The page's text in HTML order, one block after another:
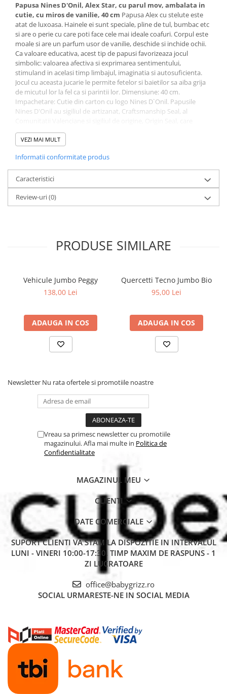
Papusa Nines D'Onil, Alex Star, cu parul mov, ambalata in
cutie, cu miros de vanilie, 40 cm Papusa Alex cu stelute este
atat de luxoasa. Hainele ei sunt speciale, pline de tul, bumbac etc
si are o perie cu care poti face cele mai ideale coafuri. Corpul este
moale si are un parfum usor de vanilie, deschide si inchide ochii.
Ca valoare educativa, acest tip de papusi favorizeaza jocul
simbolic: valoarea afectiva si exprimarea sentimentului,
stimuland in acelasi timp limbajul, imaginatia si autosuficienta.
Jocul cu aceasta jucarie le permite fetelor si baietilor sa aiba grija
de micutul lor la fel ca si parintii lor. Dimensiune: 40 cm.
Impachetare: Cutie din carton cu logo Nines D`Onil. Papusile
Nines D'Onil au sigiliul de artizanat, Craftsmanship Seal, al
acrediteaza traditia, autenticitatea, calitatea si exclusivitatea
papusilor. Din 2020, Nines D'Onil, face parte din Spanish
recunoaste brandul ca fiind 100% spaniol.
VEZI MAI MULT
Informatii conformitate produs
Caracteristici
Review-uri(0)
PRODUSE SIMILARE
Vehicule Jumbo Peggy
138,00 Lei
ADAUGA IN COS
Quercetti Tecno Jumbo Bio
95,00 Lei
ADAUGA IN COS
Newsletter Nu rata ofertele si promotiile noastre
Vreau sa primesc newsletter cu promotiile
magazinului. Afla mai multe in Politica de
Confidentialitate
MAGAZINUL MEU
CLIENTI
DATE COMERCIALE
SUPORT CLIENTI VA STAM LA DISPOZITIE IN INTERVALUL
LUNI - VINERI 10:00-17:30. TIMP MAXIM DE RASPUNS - 1
ZI LUCRATOARE
office@babygrizz.ro
SOCIAL URMARESTE-NE IN SOCIAL MEDIA